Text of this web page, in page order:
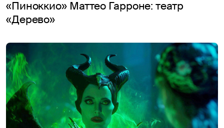
«Пиноккио» Маттео Гарроне: театр
«Дерево»